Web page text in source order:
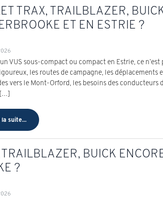
TRAX, TRAILBLAZER,
ET EN ESTRIE ?
VUS sous-compact ou compact en Estrie, ce
les routes de campagne, les déplacements
vers le Mont-Orford, les besoins des
la suite...
BUICK
?